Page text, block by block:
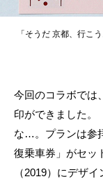
「そうだ 京都、行こ
今回のコラボでは
印ができました。
な…。プランは参
復乗車券」がセッ
（2019）にデザ